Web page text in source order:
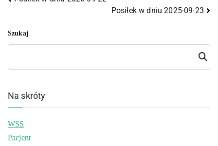
Posiłek w dniu 2025-09-23
Szukaj
Szuka
j
Na skróty
WSS
Pacjent